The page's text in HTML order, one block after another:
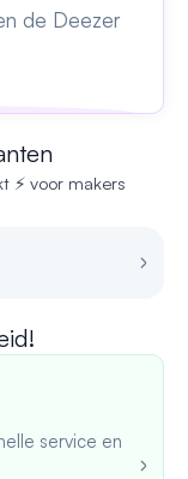
de Deezer
⚡ voor makers
service en